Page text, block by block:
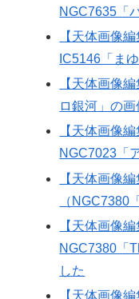
NGC7635「
【天体画像
IC5146「ま
【天体画像
ロ銀河」の画
【天体画像
NGC7023「
【天体画像
（NGC7380
【天体画像
NGC7380「
した
【天体画像